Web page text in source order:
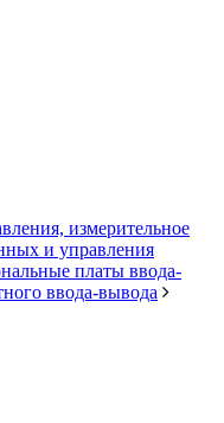
измерительное
и управления
платы ввода-
ввода-вывода